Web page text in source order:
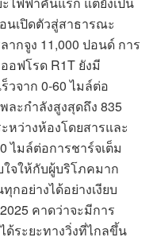
เปิดตัวสู่สาธารณะ
กจูง 11,000 ปอนด์ การ
ฟโรด R1T ยังมี
วจาก 0-60 ไมล์ต่อ
ละกำลังสูงสุดถึง 835
หว่างห้องโดยสารและ
ไมล์ต่อการชาร์จเต็ม
จให้กับผู้บริโภคมาก
อย่างได้อย่างเงียบ
คาดว่าจะมีการ
ด้ระยะทางวิ่งที่ไกลขึ้น